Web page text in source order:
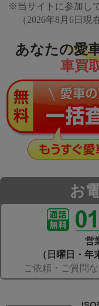
※当サイトに参加し
（2026年8月6日現
あなたの愛
車買
お
営
（日曜日・年
ご依頼・ご質問